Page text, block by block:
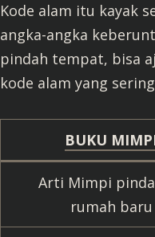
Kode alam itu kayak
angka-angka
pindah tempat, bisa
kode alam yang
BUKU
Arti Mimpi
rumah baru